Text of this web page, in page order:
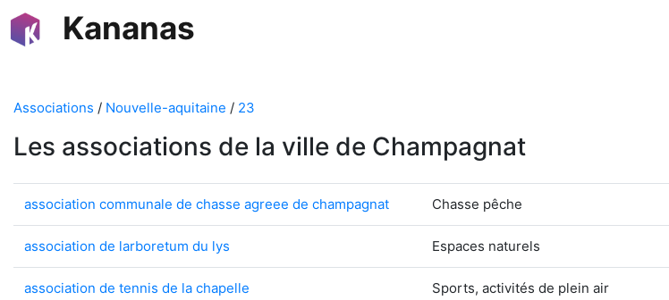
Kananas
Associations / Nouvelle-aquitaine / 23
Les associations de la ville de Champagnat
association communale de chasse agreee de champagnat Chasse pêche
association de larboretum du lys Espaces naturels
association de tennis de la chapelle Sports, activités de plein air